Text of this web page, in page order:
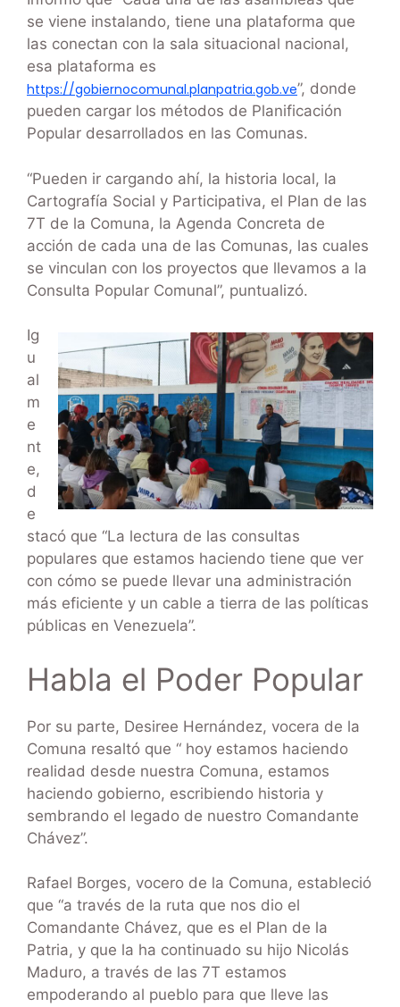
se viene instalando, tiene una plataforma que
las conectan con la sala situacional nacional,
esa plataforma es
https://gobiernocomunal.planpatria.gob.ve”, donde
pueden cargar los métodos de Planificación
Popular desarrollados en las Comunas.
“Pueden ir cargando ahí, la historia local, la
Cartografía Social y Participativa, el Plan de las
7T de la Comuna, la Agenda Concreta de
acción de cada una de las Comunas, las cuales
se vinculan con los proyectos que llevamos a la
Consulta Popular Comunal”, puntualizó.
Ig
u
al
m
e
nt
e,
d
e
stacó que “La lectura de las consultas
populares que estamos haciendo tiene que ver
con cómo se puede llevar una administración
más eficiente y un cable a tierra de las políticas
públicas en Venezuela”.
Habla el Poder Popular
Por su parte, Desiree Hernández, vocera de la
Comuna resaltó que “ hoy estamos haciendo
realidad desde nuestra Comuna, estamos
haciendo gobierno, escribiendo historia y
sembrando el legado de nuestro Comandante
Chávez”.
Rafael Borges, vocero de la Comuna, estableció
que “a través de la ruta que nos dio el
Comandante Chávez, que es el Plan de la
Patria, y que la ha continuado su hijo Nicolás
Maduro, a través de las 7T estamos
empoderando al pueblo para que lleve las